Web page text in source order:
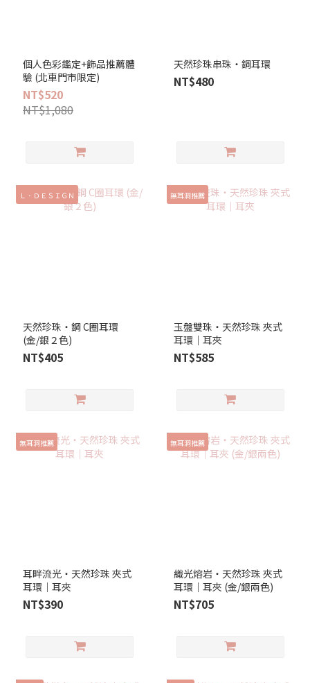
個人色彩鑑定+飾品推薦體
驗 (北車門市限定)
NT$520
NT$1,080
天然珍珠串珠‧鋼耳環
NT$480
Ｌ．ＤＥＳＩＧＮ
天然珍珠‧鋼 C圈耳環
(金/銀２色)
NT$405
無耳洞推薦
玉盤雙珠‧天然珍珠 夾式
耳環｜耳夾
NT$585
無耳洞推薦
耳畔流光‧天然珍珠 夾式
耳環｜耳夾
NT$390
無耳洞推薦
織光熔岩‧天然珍珠 夾式
耳環｜耳夾 (金/銀兩色)
NT$705